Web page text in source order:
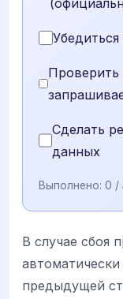
Проверить
Сделать
данных
Выполнено: 0 /
В случае сбоя
предыдущей